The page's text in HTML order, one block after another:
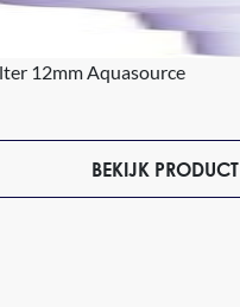
12mm Aquasource
BEKIJK PRODUCT